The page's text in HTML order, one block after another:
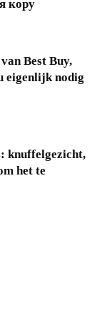
кору
Best Buy,
eigenlijk nodig
knuffelgezicht,
het te